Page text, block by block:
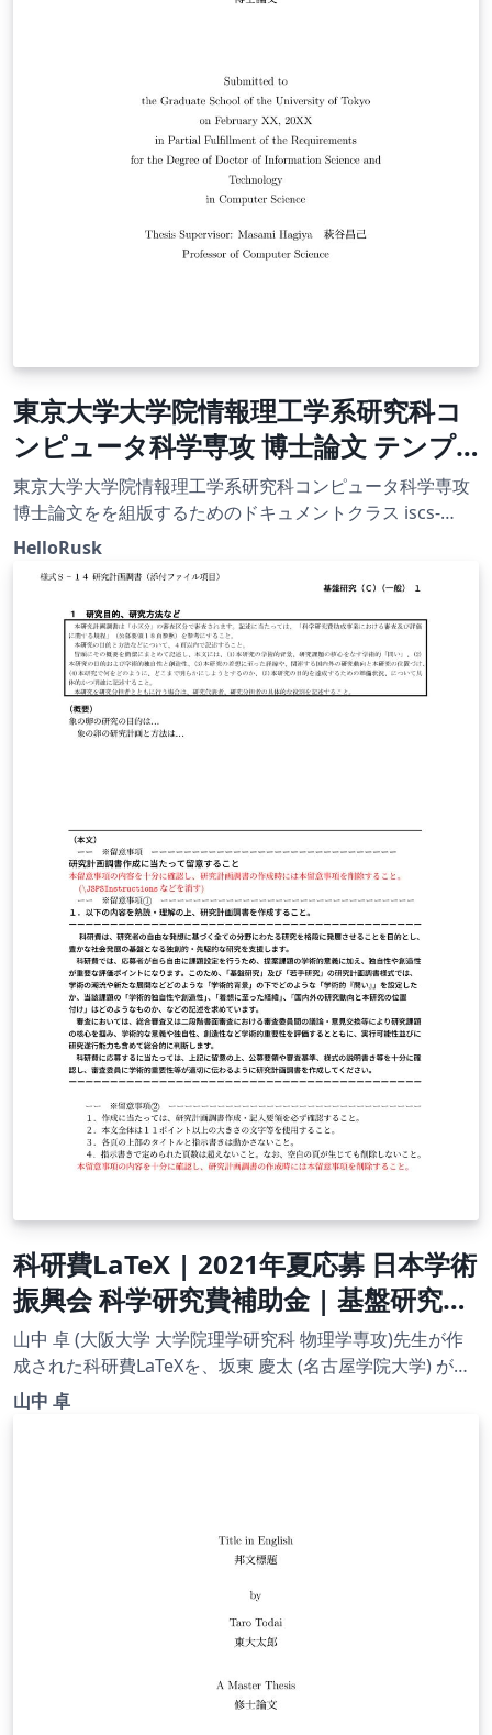
東京大学大学院情報理工学系研究科コ
ンピュータ科学専攻 博士論文 テンプ
レート
東京大学大学院情報理工学系研究科コンピュータ科学専攻
博士論文をを組版するためのドキュメントクラス iscs-
thesis (v1.3) を Overleaf に対応させたものです。
HelloRusk
科研費LaTeX | 2021年夏応募 日本学術
振興会 科学研究費補助金 | 基盤研究
（C）(一般) | 2021.08.04
山中 卓 (大阪大学 大学院理学研究科 物理学専攻)先生が作
成された科研費LaTeXを、坂東 慶太 (名古屋学院大学) が了
承を得てテンプレート登録しています。 詳細はこちら↓を
山中 卓